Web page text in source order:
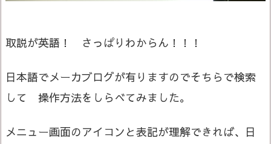
取説が英語！ さっぱりわからん！！！
日本語でメーカブログが有りますのでそちらで検索
して 操作方法をしらべてみました。
メニュー画面のアイコンと表記が理解できれば、日